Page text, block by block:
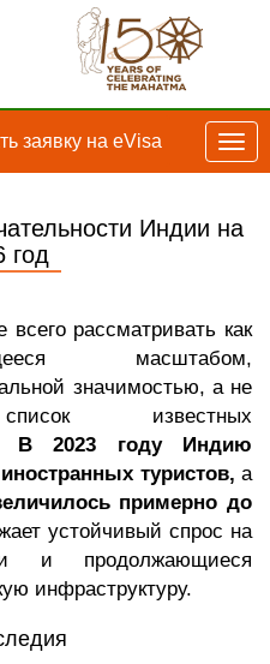
заявку на eVisa
Индии на
год
рассматривать как
масштабом,
значимостью, а не
известных
В 2023 году Индию
туристов, а
примерно до
устойчивый спрос на
и продолжающиеся
инфраструктуру.